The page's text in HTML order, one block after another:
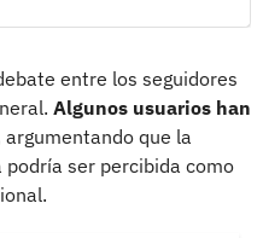
entre los seguidores
Algunos usuarios han
argumentando que la
ser percibida como